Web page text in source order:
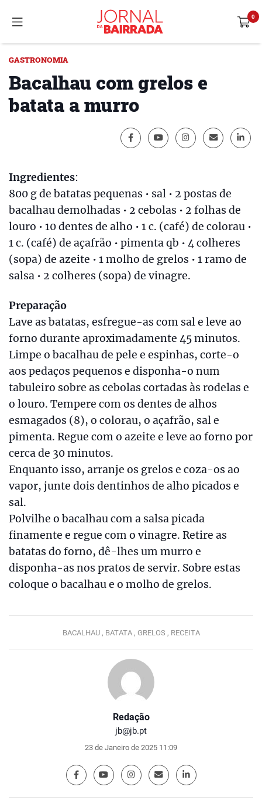
Redação
jb@jb.pt
23 de Janeiro de 2025 11:09
GASTRONOMIA
Bacalhau com grelos e
batata a murro
Ingredientes:
800 g de batatas pequenas • sal • 2 postas de
bacalhau demolhadas • 2 cebolas • 2 folhas de
louro • 10 dentes de alho • 1 c. (café) de colorau •
1 c. (café) de açafrão • pimenta qb • 4 colheres
(sopa) de azeite • 1 molho de grelos • 1 ramo de
salsa • 2 colheres (sopa) de vinagre.
Preparação
Lave as batatas, esfregue-as com sal e leve ao
forno durante aproximadamente 45 minutos.
Limpe o bacalhau de pele e espinhas, corte-o
aos pedaços pequenos e disponha-o num
tabuleiro sobre as cebolas cortadas às rodelas e
o louro. Tempere com os dentes de alhos
esmagados (8), o colorau, o açafrão, sal e
pimenta. Regue com o azeite e leve ao forno por
cerca de 30 minutos.
Enquanto isso, arranje os grelos e coza-os ao
vapor, junte dois dentinhos de alho picados e
sal.
Polvilhe o bacalhau com a salsa picada
finamente e regue com o vinagre. Retire as
batatas do forno, dê-lhes um murro e
disponha-as nos pratos de servir. Sobre estas
coloque o bacalhau e o molho de grelos.
BACALHAU , BATATA , GRELOS , RECEITA